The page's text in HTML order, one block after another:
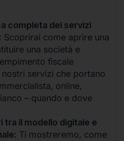
completa dei servizi
Scoprirai come aprire una
una società e
fiscale
servizi che portano
online,
– quando e dove
tra il modello digitale e
Ti mostreremo, come